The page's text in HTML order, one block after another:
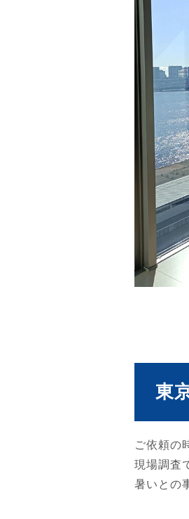
東
ご依頼の
現場調査
暑いとの